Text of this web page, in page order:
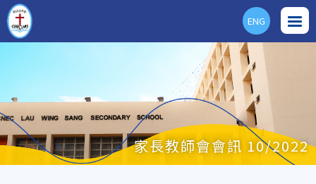
ENG
家長教師會會訊 10/2022